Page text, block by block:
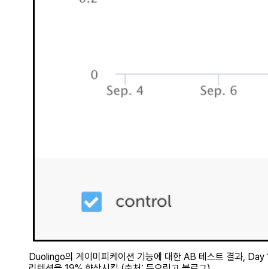
Duolingo의 게이미피케이션 기능에 대한 AB 테스트 결과, Day